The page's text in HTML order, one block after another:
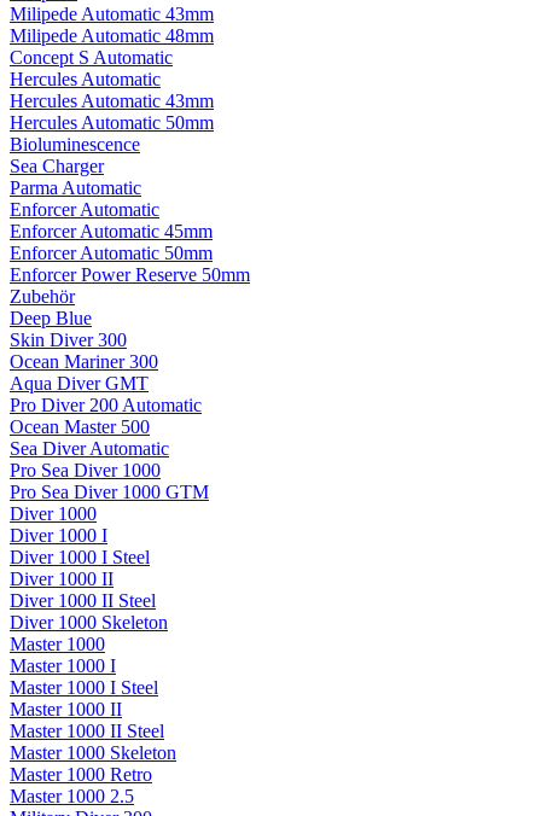
Milipede Automatic 43mm
Milipede Automatic 48mm
Concept S Automatic
Hercules Automatic
Hercules Automatic 43mm
Hercules Automatic 50mm
Bioluminescence
Sea Charger
Parma Automatic
Enforcer Automatic
Enforcer Automatic 45mm
Enforcer Automatic 50mm
Enforcer Power Reserve 50mm
Zubehör
Deep Blue
Skin Diver 300
Ocean Mariner 300
Aqua Diver GMT
Pro Diver 200 Automatic
Ocean Master 500
Sea Diver Automatic
Pro Sea Diver 1000
Pro Sea Diver 1000 GTM
Diver 1000
Diver 1000 I
Diver 1000 I Steel
Diver 1000 II
Diver 1000 II Steel
Diver 1000 Skeleton
Master 1000
Master 1000 I
Master 1000 I Steel
Master 1000 II
Master 1000 II Steel
Master 1000 Skeleton
Master 1000 Retro
Master 1000 2.5